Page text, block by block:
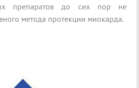
препаратов до сих пор не
метода протекции миокарда.